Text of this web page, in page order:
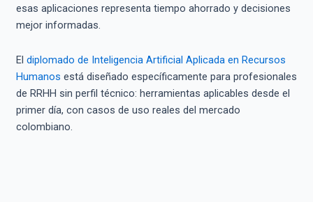
esas aplicaciones representa tiempo ahorrado y decisiones
mejor informadas.
El diplomado de Inteligencia Artificial Aplicada en Recursos
Humanos está diseñado específicamente para profesionales
de RRHH sin perfil técnico: herramientas aplicables desde el
primer día, con casos de uso reales del mercado
colombiano.